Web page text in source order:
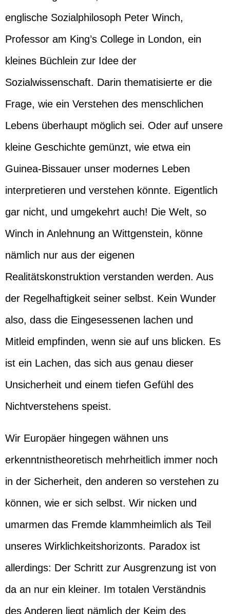
englische Sozialphilosoph Peter Winch,
Professor am King’s College in London, ein
kleines Büchlein zur Idee der
Sozialwissenschaft. Darin thematisierte er die
Frage, wie ein Verstehen des menschlichen
Lebens überhaupt möglich sei. Oder auf unsere
kleine Geschichte gemünzt, wie etwa ein
Guinea-Bissauer unser modernes Leben
interpretieren und verstehen könnte. Eigentlich
gar nicht, und umgekehrt auch! Die Welt, so
Winch in Anlehnung an Wittgenstein, könne
nämlich nur aus der eigenen
Realitätskonstruktion verstanden werden. Aus
der Regelhaftigkeit seiner selbst. Kein Wunder
also, dass die Eingesessenen lachen und
Mitleid empfinden, wenn sie auf uns blicken. Es
ist ein Lachen, das sich aus genau dieser
Unsicherheit und einem tiefen Gefühl des
Nichtverstehens speist.
Wir Europäer hingegen wähnen uns
erkenntnistheoretisch mehrheitlich immer noch
in der Sicherheit, den anderen so verstehen zu
können, wie er sich selbst. Wir nicken und
umarmen das Fremde klammheimlich als Teil
unseres Wirklichkeitshorizonts. Paradox ist
allerdings: Der Schritt zur Ausgrenzung ist von
da an nur ein kleiner. Im totalen Verständnis
des Anderen liegt nämlich der Keim des